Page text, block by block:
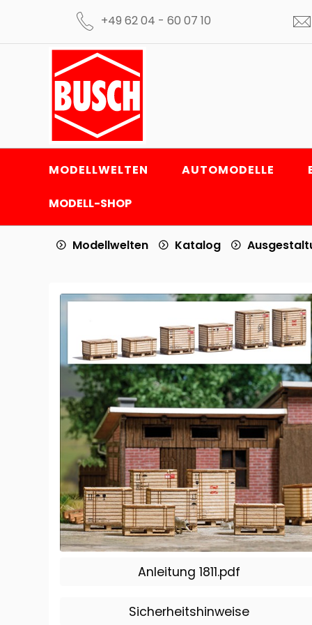
+49 62 04 - 60 07 10
MODELLWELTEN AUTOMODELLE
MODELL-SHOP
Modellwelten Katalog
Anleitung 1811.pdf
Sicherheitshinweise